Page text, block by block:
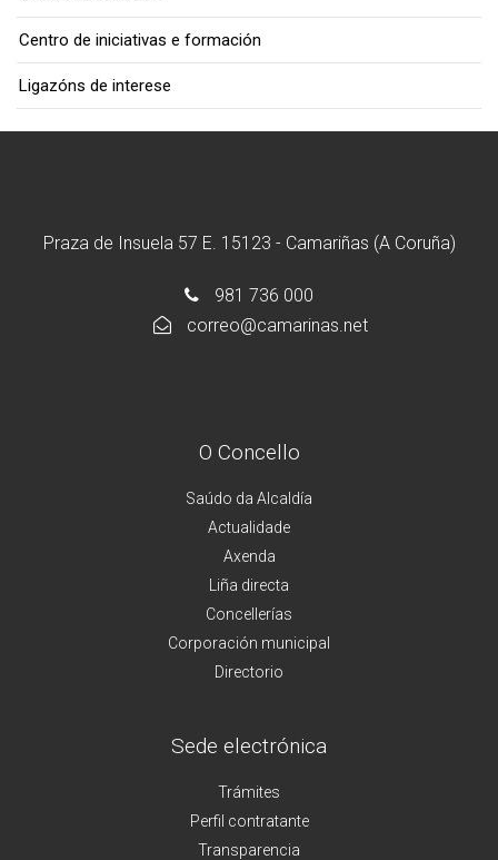
Centro de iniciativas e formación
Ligazóns de interese
Praza de Insuela 57 E. 15123 - Camariñas (A Coruña)
981 736 000
correo@camarinas.net
O Concello
Saúdo da Alcaldía
Actualidade
Axenda
Liña directa
Concellerías
Corporación municipal
Directorio
Sede electrónica
Trámites
Perfil contratante
Transparencia